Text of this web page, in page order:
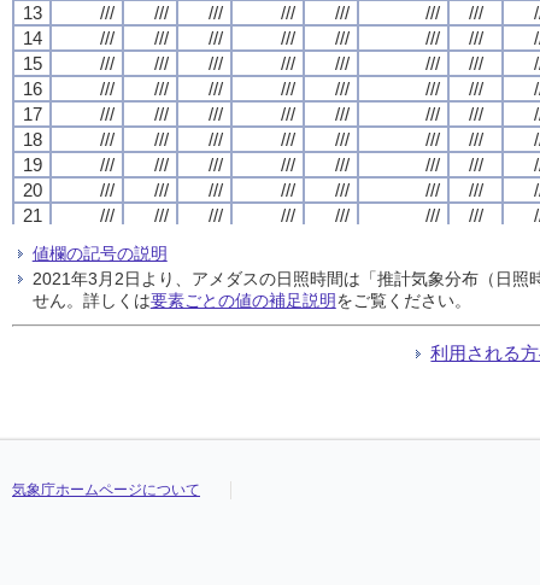
13
/// /// /// /// /// /// ///
14
/// /// /// /// /// /// ///
15
/// /// /// /// /// /// ///
16
/// /// /// /// /// /// ///
17
/// /// /// /// /// /// ///
18
/// /// /// /// /// /// ///
19
/// /// /// /// /// /// ///
20
/// /// /// /// /// /// ///
21
/// /// /// /// /// /// ///
23
/// /// ///
24
/// /// /// /// /// /// ///
13
/// /// /// /// /// /// ///
14
/// /// /// /// /// /// ///
15
/// /// /// /// /// /// ///
16
/// /// /// /// /// /// ///
17
/// /// /// /// /// /// ///
18
/// /// /// /// /// /// ///
19
/// /// /// /// /// /// ///
20
/// /// /// /// /// /// ///
21
/// /// /// /// /// /// ///
23
/// /// ///
24
/// /// /// /// /// /// ///
13
/// /// /// /// /// /// ///
14
/// /// /// /// /// /// ///
15
/// /// /// /// /// /// ///
16
/// /// /// /// /// /// ///
17
/// /// /// /// /// /// ///
18
/// /// /// /// /// /// ///
19
/// /// /// /// /// /// ///
20
/// /// /// /// /// /// ///
21
/// /// /// /// /// /// ///
23
/// /// ///
24
/// /// /// /// /// /// ///
13
/// /// /// /// /// /// ///
14
/// /// /// /// /// /// ///
15
/// /// /// /// /// /// ///
16
/// /// /// /// /// /// ///
17
/// /// /// /// /// /// ///
18
/// /// /// /// /// /// ///
19
/// /// /// /// /// /// ///
20
/// /// /// /// /// /// ///
21
/// /// /// /// /// /// ///
23
/// /// ///
24
/// /// /// /// /// /// ///
値欄の記号の説明
2021年3月2日より、アメダスの日照時間は「推計気象分布（日
せん。詳しくは要素ごとの値の補足説明をご覧ください。
利用される
気象庁ホームページについて